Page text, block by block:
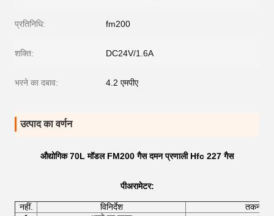
प्रतिनिधि: fm200
शक्ति: DC24V/1.6A
भरने का दबाव: 4.2 एमपीए
उत्पाद का वर्णन
औद्योगिक 70L मॉडल FM200 गैस दमन प्रणाली Hfc 227 गैस
पीअरामेटर:
नहीं. विनिर्देश
तकनीकी